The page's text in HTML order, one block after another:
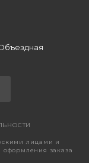
лицами и
заказа